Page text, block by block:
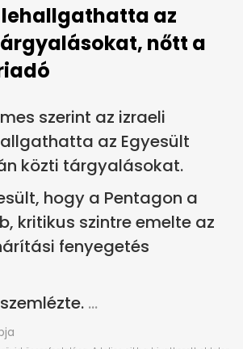
lehallgathatta az
nőtt a
szerint az izraeli
az Egyesült
közti tárgyalásokat.
hogy a Pentagon a
kritikus szintre emelte az
fenyegetés